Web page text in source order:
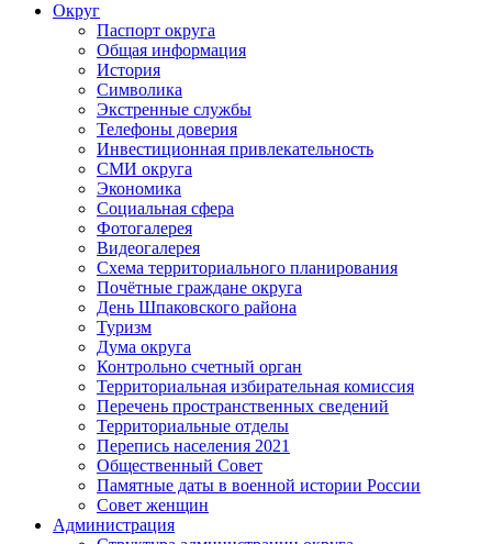
Округ
Паспорт округа
Общая информация
История
Символика
Экстренные службы
Телефоны доверия
Инвестиционная привлекательность
СМИ округа
Экономика
Социальная сфера
Фотогалерея
Видеогалерея
Схема территориального планирования
Почётные граждане округа
День Шпаковского района
Туризм
Дума округа
Контрольно счетный орган
Территориальная избирательная комиссия
Перечень пространственных сведений
Территориальные отделы
Перепись населения 2021
Общественный Совет
Памятные даты в военной истории России
Совет женщин
Администрация